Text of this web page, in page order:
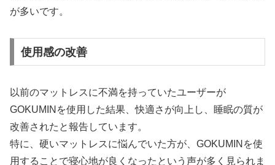
が多いです。
使用感の改善
以前のマットレスに不満を持っていたユーザーが
GOKUMINを使用した結果、快適さが向上し、睡眠の質が
改善されたと報告しています。
特に、硬いマットレスに悩んでいた方が、GOKUMINを使
用することで寝心地が良くなったという声が多く見られま